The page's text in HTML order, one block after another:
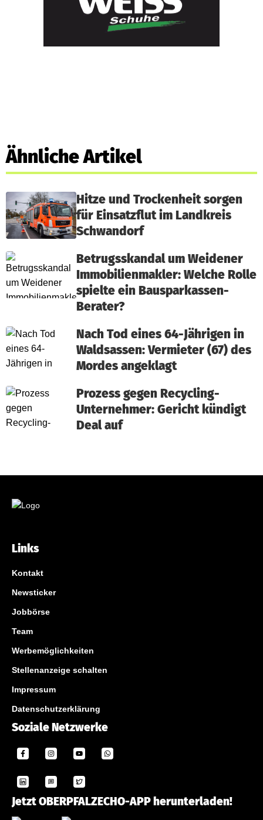
Ähnliche Artikel
Hitze und Trockenheit sorgen
für Einsatzflut im Landkreis
Schwandorf
Betrugsskandal um Weidener
Immobilienmakler: Welche Rolle
spielte ein Bausparkassen-
Berater?
Nach Tod eines 64-Jährigen in
Waldsassen: Vermieter (67) des
Mordes angeklagt
Prozess gegen Recycling-
Unternehmer: Gericht kündigt
Deal auf
Links
Kontakt
Newsticker
Jobbörse
Team
Werbemöglichkeiten
Stellenanzeige schalten
Impressum
Datenschutzerklärung
Soziale Netzwerke
Jetzt OBERPFALZECHO-APP herunterladen!